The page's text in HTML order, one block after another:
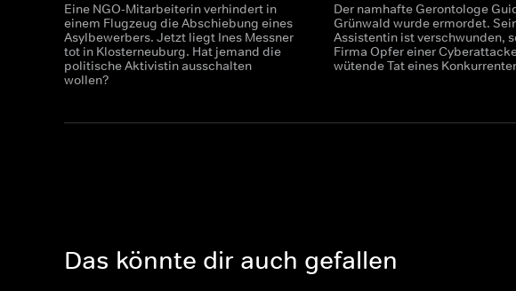
Eine NGO-Mitarbeiterin verhindert in
einem Flugzeug die Abschiebung eines
Asylbewerbers. Jetzt liegt Ines Messner
tot in Klosterneuburg. Hat jemand die
politische Aktivistin ausschalten
wollen?
Der namhafte Gerontologe
Grünwald wurde ermordet.
Assistentin ist verschwunden,
Firma Opfer einer
wütende Tat eines
Das könnte dir auch gefallen